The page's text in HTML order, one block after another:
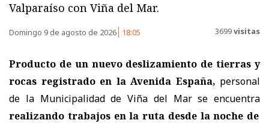
Valparaíso con Viña del Mar.
Domingo 9 de agosto de 2026 18:05 3699visitas
Producto de un nuevo deslizamiento de tierras y
rocas registrado en la Avenida España, personal
de la Municipalidad de Viña del Mar se encuentra
realizando trabajos en la ruta desde la noche de